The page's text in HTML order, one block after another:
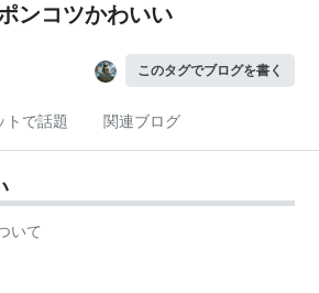
ンコツかわいい
このタグでブログを書く
トで話題 関連ブログ
いて